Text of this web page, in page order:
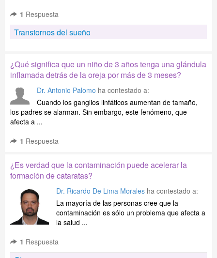
1 Respuesta
Transtornos del sueño
¿Qué significa que un niño de 3 años tenga una glándula
inflamada detrás de la oreja por más de 3 meses?
Dr. Antonio Palomo ha contestado a:
Cuando los ganglios linfáticos aumentan de tamaño,
los padres se alarman. Sin embargo, este fenómeno, que
afecta a ...
1 Respuesta
¿Es verdad que la contaminación puede acelerar la
formación de cataratas?
Dr. Ricardo De Lima Morales ha contestado a:
La mayoría de las personas cree que la
contaminación es sólo un problema que afecta a
la salud ...
1 Respuesta